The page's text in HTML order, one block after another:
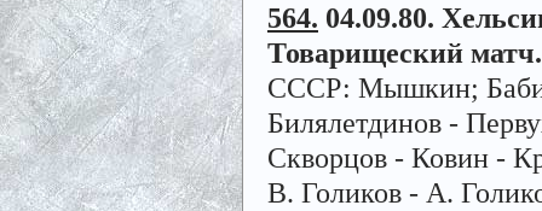
564. 04.09.80.
Товарищеский матч.
СССР: Мышкин;
Билялетдинов -
Скворцов - Ковин -
В. Голиков - А.